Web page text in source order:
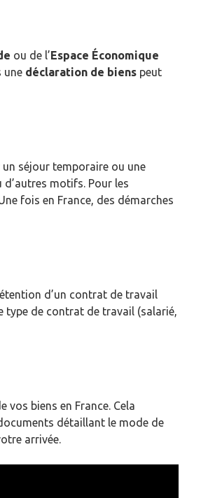
ou de l’Espace Économique
une déclaration de biens peut
séjour temporaire ou une
motifs. Pour les
fois en France, des démarches
d’un contrat de travail
type de contrat de travail (salarié,
vos biens en France. Cela
détaillant le mode de
arrivée.